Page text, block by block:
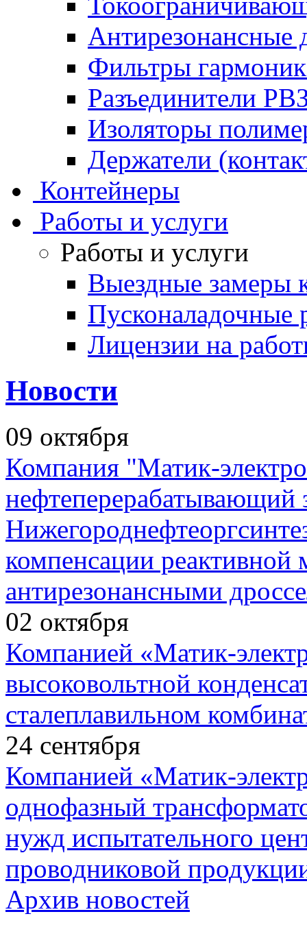
Антирезонансные
Фильтры
Разъединители
Изоляторы
Держатели
Контейнеры
Работы и услуги
Работы и услуги
Выездные замеры
Лицензии на
Новости
09 октября
Компания "Матик-
компенсации
антирезонансными
02 октября
Компанией «Матик-
высоковольтной
сталеплавильном
24 сентября
Компанией «Матик-
однофазный
нужд испытательного
проводниковой
Архив новостей